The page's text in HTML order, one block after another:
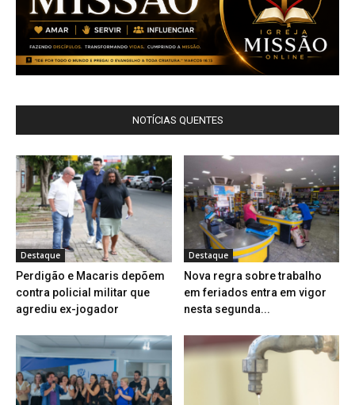
NOTÍCIAS QUENTES
Destaque
Perdigão e Macaris depõem
contra policial militar que
agrediu ex-jogador
Destaque
Nova regra sobre trabalho
em feriados entra em vigor
nesta segunda...